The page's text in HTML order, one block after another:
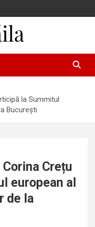
la Summitul
București
Crețu
european al
de la